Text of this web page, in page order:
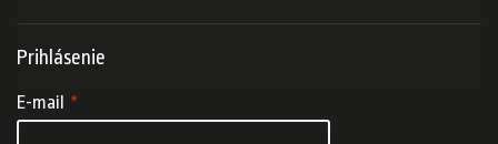
Prihlásenie
E-mail